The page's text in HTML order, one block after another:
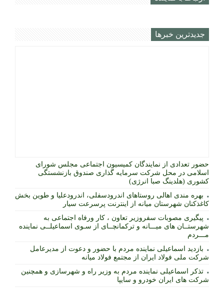
جديدترين خبرها
حضور تعدادی از نمایندگان کمیسیون اجتماعی مجلس شورای
اسلامی در محل شرکت سرمایه گذاری صندوق بازنشستگی
کشوری (هلدینگ صبا انرژی)
بهره مندی اهالی روستاهای اندرودسفلی، اندرودعلیا و طوین بخش
کاغذکنان شهرستان میانه از اینترنت پرسرعت سیار
پیگیری مصوبات سفروزیر تعاون ، کار ورفاه اجتماعی به
شهرستــان های میـــانه و ترکمانچــای از سـوی اسماعیلــی نماینده
مـــردم
بازدید اسماعیلی نماینده مردم با حضور و دعوت از مدیرعامل
شرکت ملی فولاد ایران از مجتمع فولاد میانه
تذکر اسماعیلی نماینده مردم به وزیر راه و شهرسازی و همچنین
شرکت های ایران خودرو و سایپا